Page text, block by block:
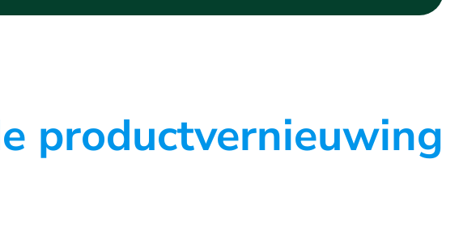
productvernieuwing